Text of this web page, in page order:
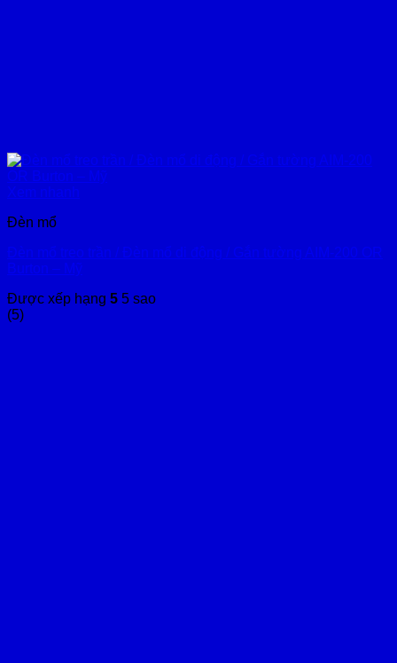
Xem nhanh
Đèn mổ
Đèn mổ treo trần / Đèn mổ di động / Gắn tường AIM-200 OR
Burton – Mỹ
Được xếp hạng 5 5 sao
(5)